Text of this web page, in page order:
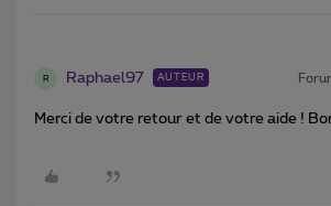
R Raphael97 AUTEUR
Merci de votre retour et de votre aide !